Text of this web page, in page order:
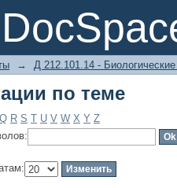
по теме
→ Д 212.101.14 - Биологические
по теме
Q R S T U V W X Y Z